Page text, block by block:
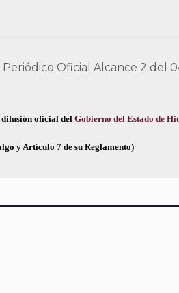
Periódico Oficial Alcance 2 del
difusión oficial del Gobierno del Estado de
y Artículo 7 de su Reglamento)